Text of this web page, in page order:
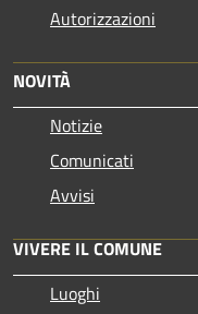
Autorizzazioni
NOVITÀ
Notizie
Comunicati
Avvisi
VIVERE IL COMUNE
Luoghi